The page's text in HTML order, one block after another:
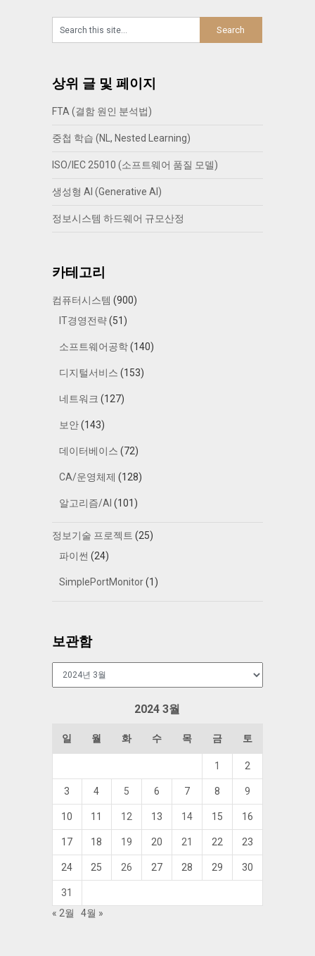
상위 글 및 페이지
FTA (결함 원인 분석법)
중첩 학습 (NL, Nested Learning)
ISO/IEC 25010 (소프트웨어 품질 모델)
생성형 AI (Generative AI)
정보시스템 하드웨어 규모산정
카테고리
컴퓨터시스템 (900)
IT경영전략(51)
소프트웨어공학(140)
디지털서비스 (153)
네트워크 (127)
보안(143)
데이터베이스 (72)
CA/운영체제 (128)
알고리즘/AI (101)
정보기술 프로젝트 (25)
파이썬 (24)
SimplePortMonitor(1)
보관함
2024 3월
일 월 화 수 목 금 토
1 2
3 4 5 6 7 8 9
10 11 12 13 14 15 16
17 18 19 20 21 22 23
24 25 26 27 28 29 30
31
« 2월
4월 »